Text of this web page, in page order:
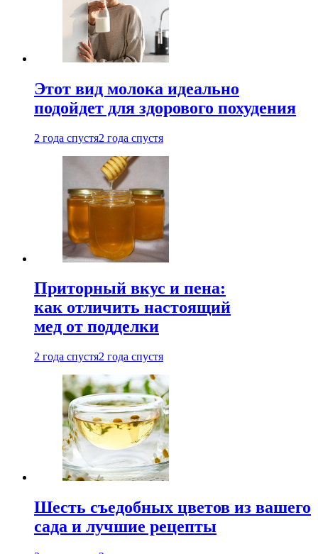
Этот вид молока идеально
подойдет для здорового похудения
2 года спустя2 года спустя
Приторный вкус и пена:
как отличить настоящий
мед от подделки
2 года спустя2 года спустя
Шесть съедобных цветов из вашего
сада и лучшие рецепты